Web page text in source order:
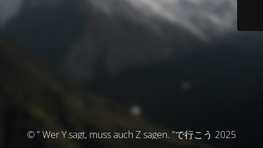
© ” Wer Y sagt, muss auch Z sagen. ”で行こう 2025